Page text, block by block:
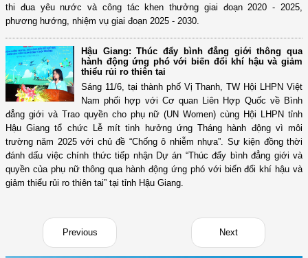
thi đua yêu nước và công tác khen thưởng giai đoạn 2020 - 2025,
phương hướng, nhiệm vụ giai đoạn 2025 - 2030.
Hậu Giang: Thúc đẩy bình đẳng giới thông qua
hành động ứng phó với biến đổi khí hậu và giảm
thiểu rủi ro thiên tai
Sáng 11/6, tại thành phố Vị Thanh, TW Hội LHPN Việt
Nam phối hợp với Cơ quan Liên Hợp Quốc về Bình
đẳng giới và Trao quyền cho phụ nữ (UN Women) cùng Hội LHPN tỉnh
Hậu Giang tổ chức Lễ mít tinh hưởng ứng Tháng hành động vì môi
trường năm 2025 với chủ đề “Chống ô nhiễm nhựa”. Sự kiện đồng thời
đánh dấu việc chính thức tiếp nhận Dự án “Thúc đẩy bình đẳng giới và
quyền của phụ nữ thông qua hành động ứng phó với biến đổi khí hậu và
giảm thiểu rủi ro thiên tai” tại tỉnh Hậu Giang.
Previous Next